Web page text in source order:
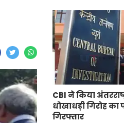
CBI ने किया
धोखाधड़ी गिरोह का
गिरफ्तार